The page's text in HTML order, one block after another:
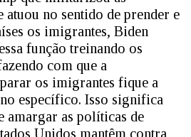
no sentido de prender e
os imigrantes, Biden
função treinando os
com que a
os imigrantes fique a
específico. Isso significa
amargar as políticas de
Unidos mantêm contra